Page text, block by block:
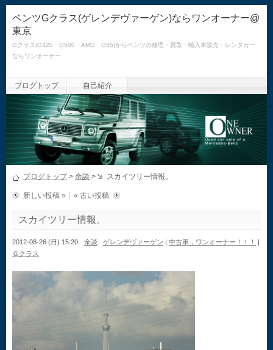
ベンツGクラス(ゲレンデヴァーゲン)ならワンオーナー@
東京
Gクラス(G320・G500・AMG G55)からベンツの修理・買取・輸入車販売・レンタカー
ならワンオーナー
ブログトップ 自己紹介
ブログトップ> 余談 > スカイツリー情報。
新しい投稿 » « 古い投稿
スカイツリー情報。
2012-08-26 (日) 15:20 余談 ゲレンデヴァーゲン |中古車，ワンオーナー！！！
|
Ｇクラス